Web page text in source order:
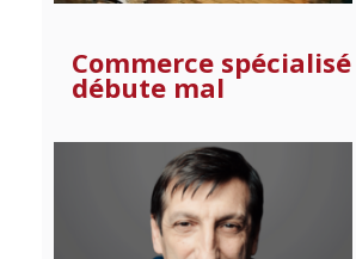
Commerce spécialisé
débute mal